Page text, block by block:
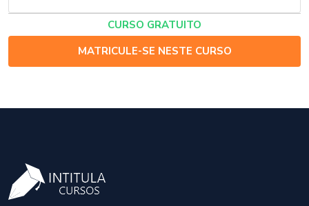
CURSO GRATUITO
MATRICULE-SE NESTE CURSO